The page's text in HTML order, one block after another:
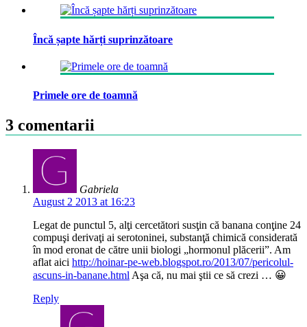
Încă șapte hărți suprinzătoare
Primele ore de toamnă
3 comentarii
Gabriela
August 2 2013 at 16:23
Legat de punctul 5, alţi cercetători susţin că banana conţine 24
compuşi derivaţi ai serotoninei, substanţă chimică considerată
în mod eronat de către unii biologi „hormonul plăcerii”. Am
aflat aici http://hoinar-pe-web.blogspot.ro/2013/07/pericolul-
ascuns-in-banane.html Aşa că, nu mai ştii ce să crezi … 😀
Reply